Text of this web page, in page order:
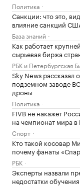
Политика
Санкции: что это,
влияние санкций
База знаний
Как работает
сырьевая биржа
РБК и Петербургская
Sky News рассказал
подземном заводе
дроны
Политика
FIVB не накажет
на чемпионат мира
Спорт
Кто такой косовар
почему фанаты
РБК
Эксперты назвали
недостатки